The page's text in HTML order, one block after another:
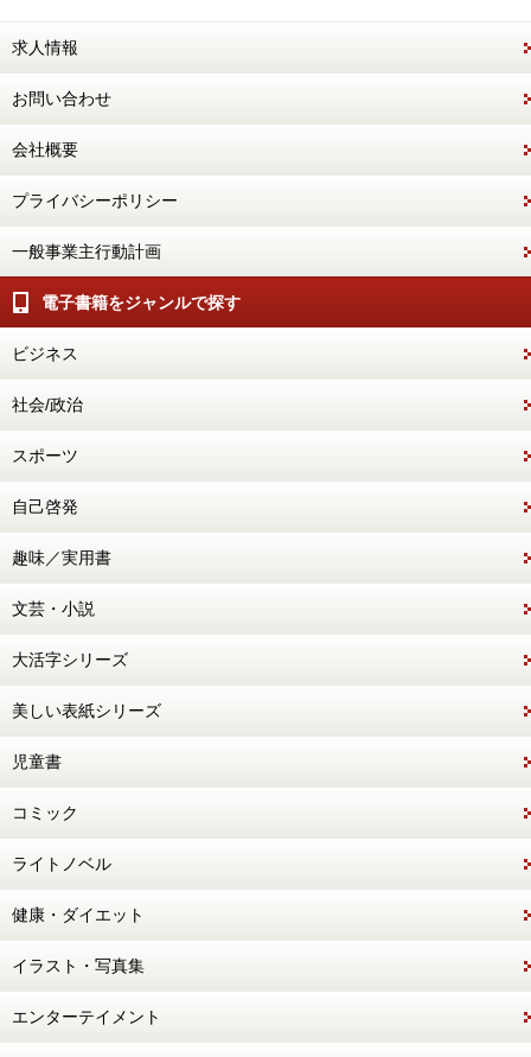
求人情報
お問い合わせ
会社概要
プライバシーポリシー
一般事業主行動計画
電子書籍をジャンルで探す
ビジネス
社会/政治
スポーツ
自己啓発
趣味／実用書
文芸・小説
大活字シリーズ
美しい表紙シリーズ
児童書
コミック
ライトノベル
健康・ダイエット
イラスト・写真集
エンターテイメント